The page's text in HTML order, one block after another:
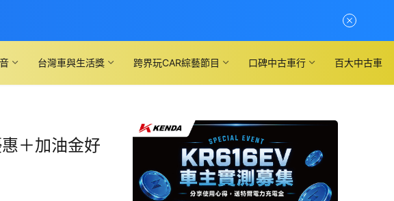
台灣車與生活獎 跨界玩CAR綜藝節目 口碑中古車行 百大中古車
＋加油金好